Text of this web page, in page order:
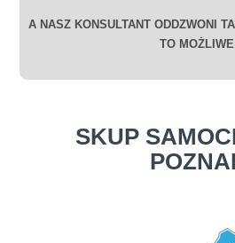
A NASZ KONSULTANT ODDZWONI
TO
SKUP